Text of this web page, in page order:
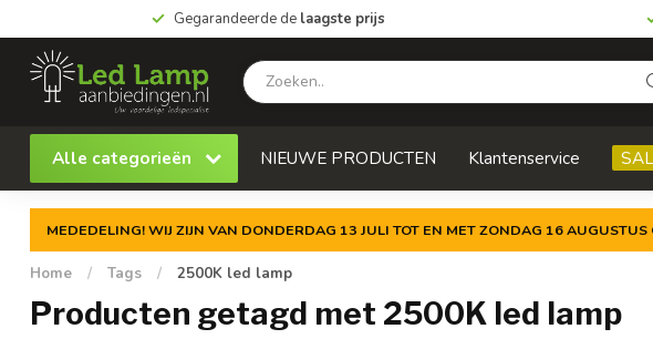
Gegarandeerde de laagste prijs
Alle categorieën NIEUWE PRODUCTEN Klantenservice
MEDEDELING! WIJ ZIJN VAN DONDERDAG 13 JULI TOT EN MET ZONDAG 16
Home / Tags / 2500K led lamp
Producten getagd met 2500K led lamp